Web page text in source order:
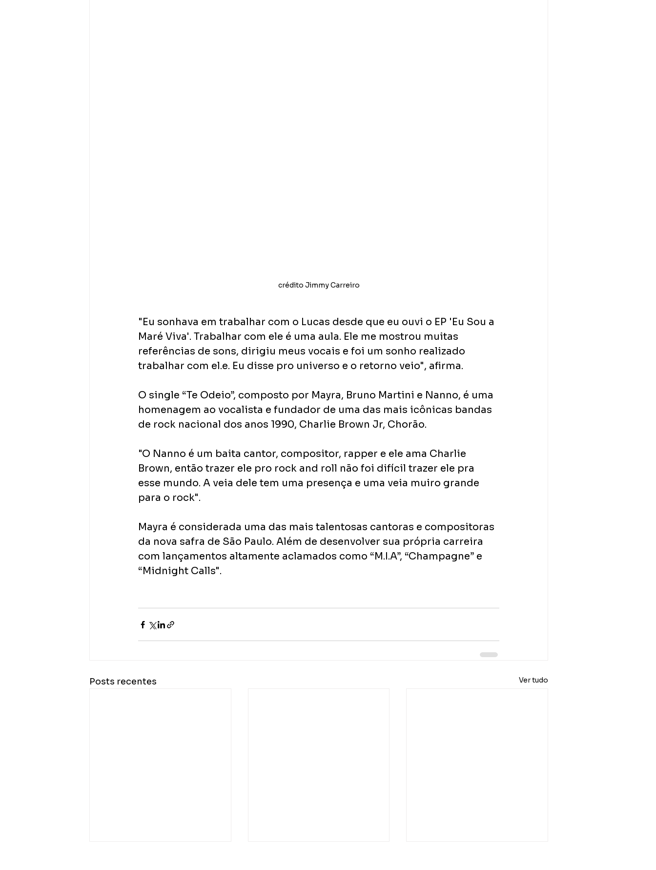
crédito Jimmy Carreiro
"Eu sonhava em trabalhar com o Lucas desde que eu ouvi o EP 'Eu Sou a
Maré Viva'. Trabalhar com ele é uma aula. Ele me mostrou muitas
referências de sons, dirigiu meus vocais e foi um sonho realizado
trabalhar com el.e. Eu disse pro universo e o retorno veio", afirma.
O single “Te Odeio”, composto por Mayra, Bruno Martini e Nanno, é uma
homenagem ao vocalista e fundador de uma das mais icônicas bandas
de rock nacional dos anos 1990, Charlie Brown Jr, Chorão.
"O Nanno é um baita cantor, compositor, rapper e ele ama Charlie
Brown, então trazer ele pro rock and roll não foi difícil trazer ele pra
esse mundo. A veia dele tem uma presença e uma veia muiro grande
para o rock".
Mayra é considerada uma das mais talentosas cantoras e compositoras
da nova safra de São Paulo. Além de desenvolver sua própria carreira
com lançamentos altamente aclamados como “M.I.A”, “Champagne” e
“Midnight Calls".
Posts recentes Ver tudo